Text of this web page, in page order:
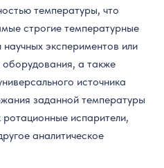
температуры, что
строгие температурные
экспериментов или
оборудования, а также
источника
заданной температуры
ротационные испарители,
аналитическое